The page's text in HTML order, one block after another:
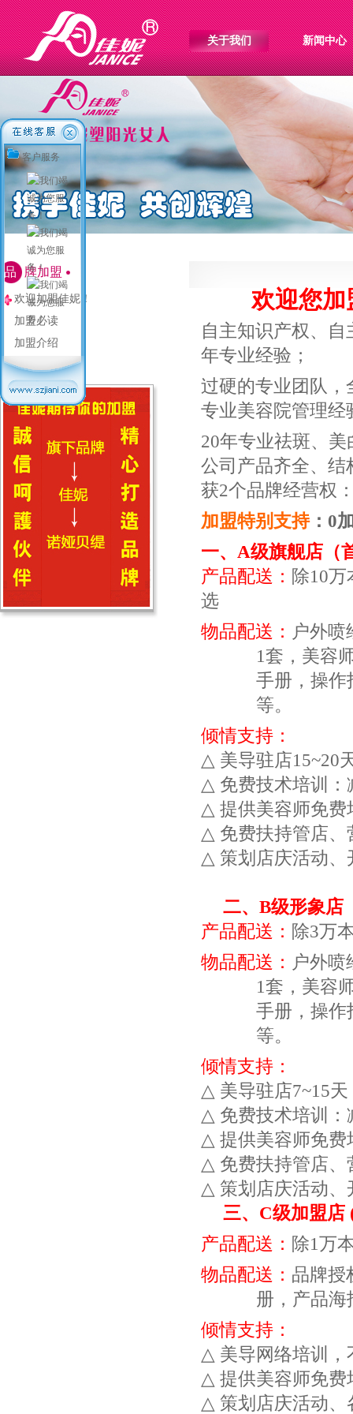
客户服务
关于我们 新闻中心
品 牌加盟
欢迎加盟佳妮！
加盟必读
加盟介绍
加盟流程
欢迎您加
自主知识产权、
年专业经验；
过硬的专业团队，
专业美容院管理经
20年专业祛斑、
公司产品齐全、结
获2个品牌经营权
加盟特别支持： 0
一、 A级旗舰店（
产品配送： 除10万
选
物品配送： 户外喷
1套，美容
手册，操作
等。
倾情支持：
△ 美导驻店15~20
△ 免费技术培训
△ 提供美容师免
△ 免费扶持管店
△ 策划店庆活动、
二、 B级形象店
产品配送： 除3万
物品配送： 户外喷
1套，美容
手册，操作
等。
倾情支持：
△ 美导驻店7~15
△ 免费技术培训
△ 提供美容师免
△ 免费扶持管店
△ 策划店庆活动、
三、 C级加盟店
产品配送： 除1万
物品配送： 品牌授
册，产品海
倾情支持：
△ 美导网络培训，
△ 提供美容师免
△ 策划店庆活动、